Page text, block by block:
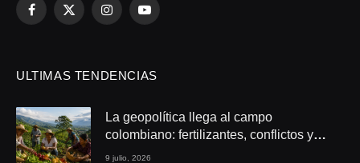
Facebook
X
InstagramYouTube
ULTIMAS TENDENCIAS
La geopolítica llega al campo
colombiano: fertilizantes, conflictos y
seguridad alimentaria
9 julio, 2026